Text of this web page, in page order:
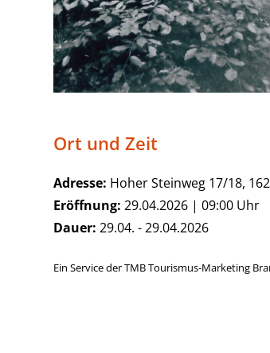
Ort und Zeit
Adresse: Hoher Steinweg 17/18,
Eröffnung: 29.04.2026 | 09:00 Uhr
Dauer: 29.04. - 29.04.2026
Ein Service der TMB Tourismus-Marketing